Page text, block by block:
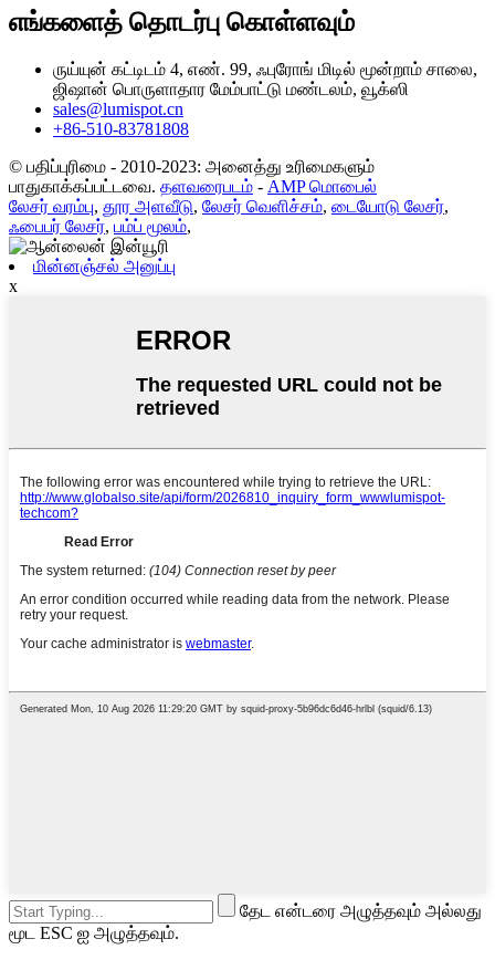
எங்களைத் தொடர்பு கொள்ளவும்
ருய்யுன் கட்டிடம் 4, எண். 99, ஃபுரோங் மிடில் மூன்றாம் சாலை,
ஜிஷான் பொருளாதார மேம்பாட்டு மண்டலம், வூக்ஸி
sales@lumispot.cn
+86-510-83781808
© பதிப்புரிமை - 2010-2023: அனைத்து உரிமைகளும்
பாதுகாக்கப்பட்டவை. தளவரைபடம் - AMP மொபைல்
லேசர் வரம்பு, தூர அளவீடு, லேசர் வெளிச்சம், டையோடு லேசர்,
ஃபைபர் லேசர், பம்ப் மூலம்,
மின்னஞ்சல் அனுப்பு
x
தேட என்டரை அழுத்தவும் அல்லது
மூட ESC ஐ அழுத்தவும்.